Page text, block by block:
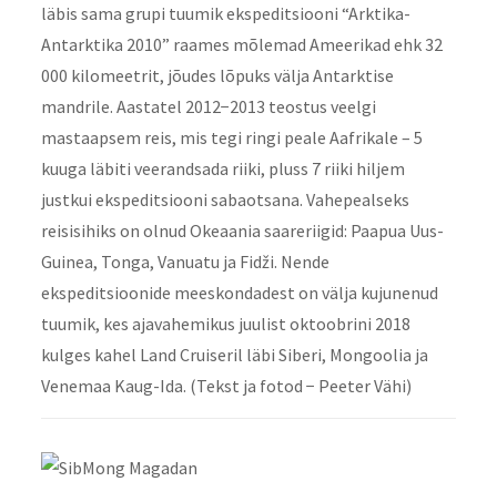
läbis sama grupi tuumik ekspeditsiooni “Arktika-
Antarktika 2010” raames mõlemad Ameerikad ehk 32
000 kilomeetrit, jõudes lõpuks välja Antarktise
mandrile. Aastatel 2012−2013 teostus veelgi
mastaapsem reis, mis tegi ringi peale Aafrikale – 5
kuuga läbiti veerandsada riiki, pluss 7 riiki hiljem
justkui ekspeditsiooni sabaotsana. Vahepealseks
reisisihiks on olnud Okeaania saareriigid: Paapua Uus-
Guinea, Tonga, Vanuatu ja Fidži. Nende
ekspeditsioonide meeskondadest on välja kujunenud
tuumik, kes ajavahemikus juulist oktoobrini 2018
kulges kahel Land Cruiseril läbi Siberi, Mongoolia ja
Venemaa Kaug-Ida. (Tekst ja fotod − Peeter Vähi)